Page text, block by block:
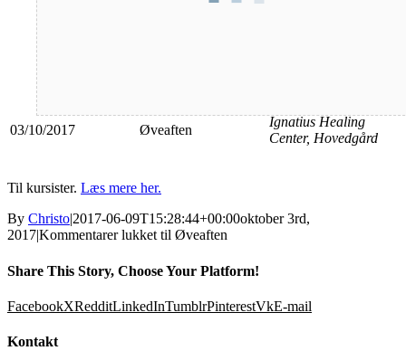
03/10/2017
Øveaften
Ignatius Healing
Center, Hovedgård
Til kursister. Læs mere her.
By Christo|2017-06-09T15:28:44+00:00oktober 3rd,
2017|Kommentarer lukkettil Øveaften
Share This Story, Choose Your Platform!
FacebookXRedditLinkedInTumblrPinterestVkE-mail
Kontakt